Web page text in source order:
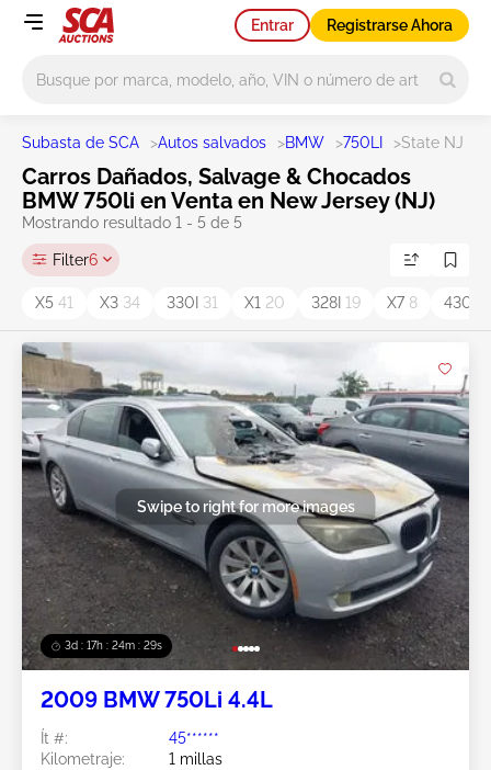
Entrar Registrarse Ahora
Subasta de SCA >Autos salvados >BMW >750LI >State NJ
Carros Dañados, Salvage & Chocados
BMW 750li en Venta en New Jersey (NJ)
Mostrando resultado 1 - 5 de 5
Filter6
X5 41 X3 34 330I 31 X1 20 328I 19 X7 8 430I
3d : 17h : 24m : 29s
Swipe to right for more images
2009 BMW 750Li 4.4L
Ít #:
45******
Kilometraje:
1 millas